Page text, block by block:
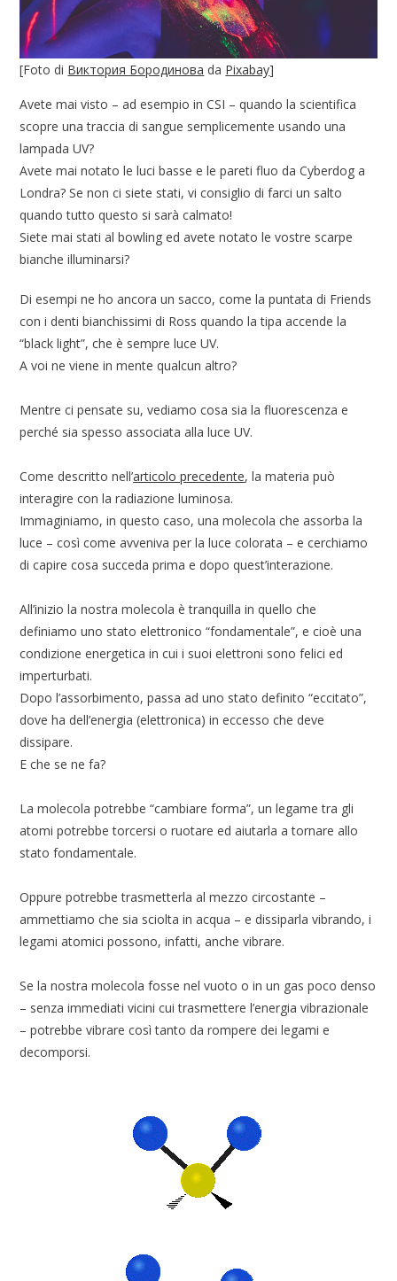
[Foto di Виктория Бородинова da Pixabay]
Avete mai visto – ad esempio in CSI – quando la scientifica
scopre una traccia di sangue semplicemente usando una
lampada UV?
Avete mai notato le luci basse e le pareti fluo da Cyberdog a
Londra? Se non ci siete stati, vi consiglio di farci un salto
quando tutto questo si sarà calmato!
Siete mai stati al bowling ed avete notato le vostre scarpe
bianche illuminarsi?
Di esempi ne ho ancora un sacco, come la puntata di Friends
con i denti bianchissimi di Ross quando la tipa accende la
“black light”, che è sempre luce UV.
A voi ne viene in mente qualcun altro?
Mentre ci pensate su, vediamo cosa sia la fluorescenza e
perché sia spesso associata alla luce UV.
Come descritto nell’articolo precedente, la materia può
interagire con la radiazione luminosa.
Immaginiamo, in questo caso, una molecola che assorba la
luce – così come avveniva per la luce colorata – e cerchiamo
di capire cosa succeda prima e dopo quest’interazione.
All’inizio la nostra molecola è tranquilla in quello che
definiamo uno stato elettronico “fondamentale”, e cioè una
condizione energetica in cui i suoi elettroni sono felici ed
imperturbati.
Dopo l’assorbimento, passa ad uno stato definito “eccitato”,
dove ha dell’energia (elettronica) in eccesso che deve
dissipare.
E che se ne fa?
La molecola potrebbe “cambiare forma”, un legame tra gli
atomi potrebbe torcersi o ruotare ed aiutarla a tornare allo
stato fondamentale.
Oppure potrebbe trasmetterla al mezzo circostante –
ammettiamo che sia sciolta in acqua – e dissiparla vibrando, i
legami atomici possono, infatti, anche vibrare.
Se la nostra molecola fosse nel vuoto o in un gas poco denso
– senza immediati vicini cui trasmettere l’energia vibrazionale
– potrebbe vibrare così tanto da rompere dei legami e
decomporsi.